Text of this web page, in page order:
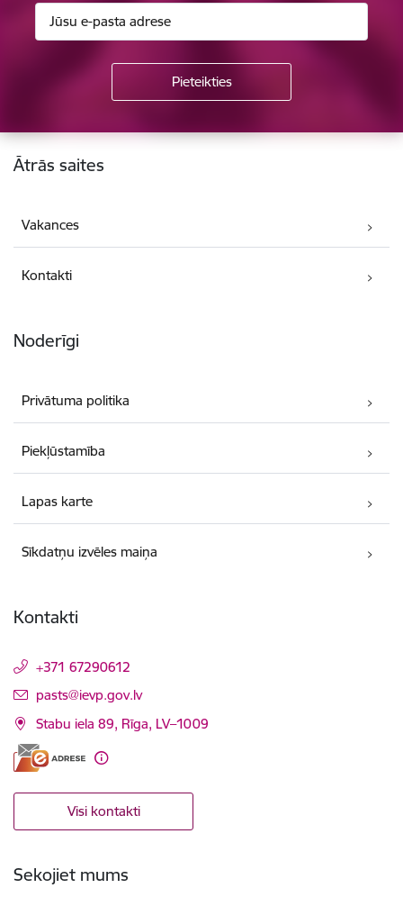
Kājene
Ātrās saites
Vakances
Kontakti
Noderīgi
Privātuma politika
Piekļūstamība
Lapas karte
Sīkdatņu izvēles maiņa
Kontakti
+371 67290612
E-pasts:
pasts@ievp.gov.lv
Stabu iela 89, Rīga, LV–1009
Visi kontakti
Sekojiet mums